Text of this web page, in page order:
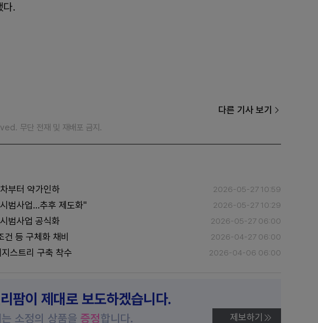
다.
다른 기사 보기
무단 전재 및 재배포 금지.
부터 약가인하 2026-05-27 10:59
범사업…추후 제도화" 2026-05-27 10:29
범사업 공식화 2026-05-27 06:00
등 구체화 채비 2026-04-27 06:00
스트리 구축 착수 2026-04-06 06:00
팜이 제대로 보도하겠습니다.
소정의 상품을 증정합니다. 제보하기